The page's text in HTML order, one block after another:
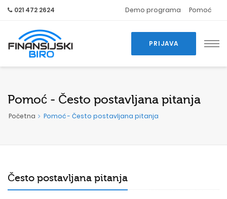
021 472 2624 Demo programa Pomoć
PRIJAVA
Pomoć - Često postavljana pitanja
Početna Pomoć - Često postavljana pitanja
Često postavljana pitanja